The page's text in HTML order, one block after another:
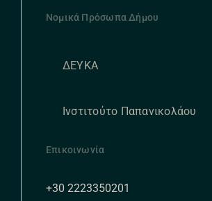
Νομικά Πρόσωπα Δήμου
ΔΕΥΚΑ
Ινστιτούτο Παπανικολάου
Επικοινωνία
+30 2223350201